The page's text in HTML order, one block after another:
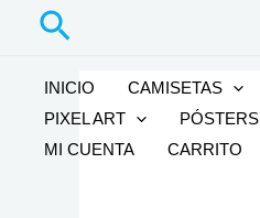
Buscar
INICIO CAMISETAS
PIXEL ART
PÓSTERS
MI CUENTA
CARRITO